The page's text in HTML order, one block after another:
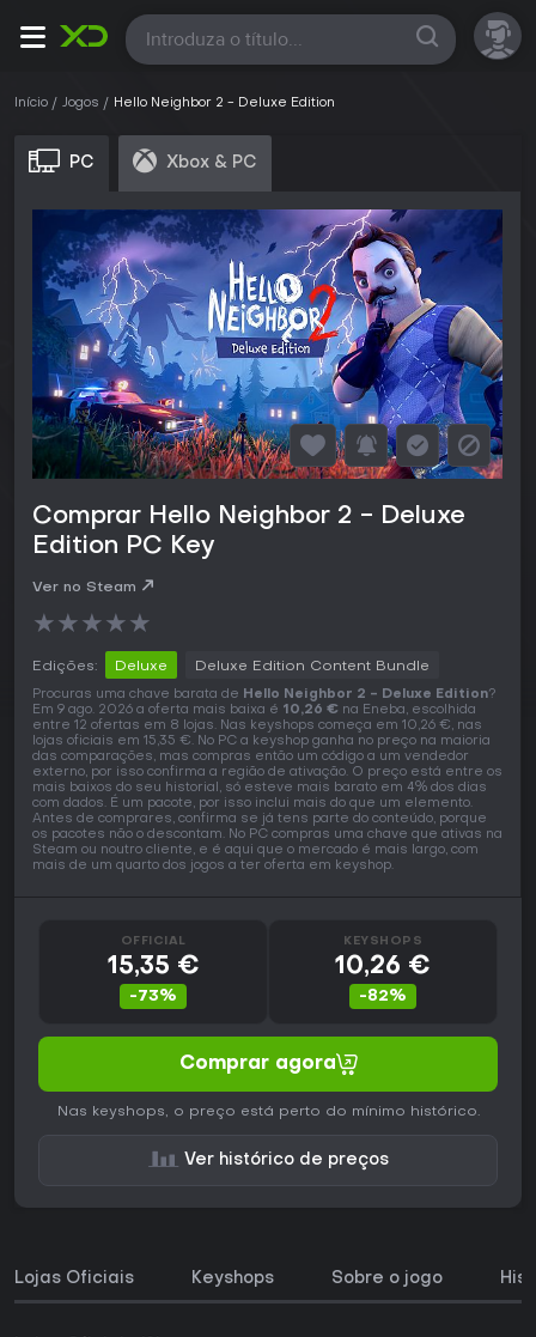
Todas
Início Jogos Hello Neighbor 2 - Deluxe Edition
PC Xbox & PC
Comprar Hello Neighbor 2 - Deluxe
Edition PC Key
Ver no Steam
★★★★★
Edições: Deluxe Deluxe Edition Content Bundle
Procuras uma chave barata de Hello Neighbor 2 - Deluxe Edition?
Em 9 ago. 2026 a oferta mais baixa é 10,26 € na Eneba, escolhida
entre 12 ofertas em 8 lojas. Nas keyshops começa em 10,26 €, nas
lojas oficiais em 15,35 €. No PC a keyshop ganha no preço na maioria
das comparações, mas compras então um código a um vendedor
externo, por isso confirma a região de ativação. O preço está entre os
mais baixos do seu historial, só esteve mais barato em 4% dos dias
com dados. É um pacote, por isso inclui mais do que um elemento.
Antes de comprares, confirma se já tens parte do conteúdo, porque
os pacotes não o descontam. No PC compras uma chave que ativas na
Steam ou noutro cliente, e é aqui que o mercado é mais largo, com
mais de um quarto dos jogos a ter oferta em keyshop.
OFFICIAL
15,35 €
-73%
KEYSHOPS
10,26 €
-82%
Comprar agora
Nas keyshops, o preço está perto do mínimo histórico.
Ver histórico de preços
Lojas Oficiais Keyshops Sobre o jogo